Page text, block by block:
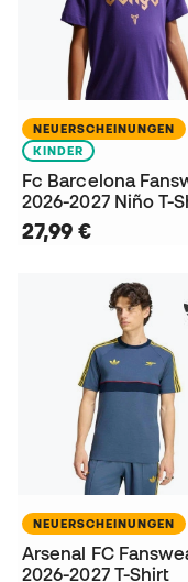
NEUERSCHEINUNGEN
KINDER
Fc Barcelona
2026-2027 Niño T-
27,99 €
NEUERSCHEINUNGEN
Arsenal FC
2026-2027 T-Shirt